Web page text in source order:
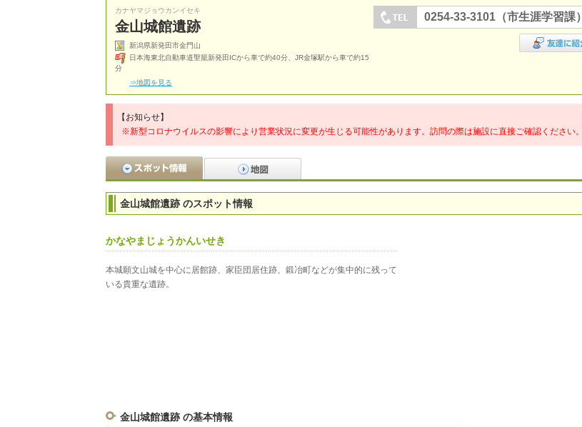
カナヤマジョウカンイセキ
金山城館遺跡
新潟県新発田市金門山
日本海東北自動車道聖籠新発田ICから車で約40分、JR金塚駅から車で約15
分
⇒地図を見る
0254-33-3101（市生涯学習課）
【お知らせ】
※新型コロナウイルスの影響により営業状況に変更が生じる可能性があります。訪問の際は施設に直接ご確認ください。
金山城館遺跡 のスポット情報
かなやまじょうかんいせき
本城願文山城を中心に居館跡、家臣団居住跡、鍛冶町などが集中的に残って
いる貴重な遺跡。
金山城館遺跡 の基本情報